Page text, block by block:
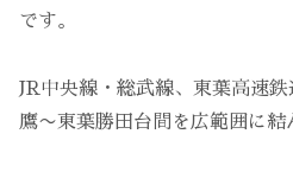
です。
JR中央線・総武線、東葉高速
鷹〜東葉勝田台間を広範囲に結